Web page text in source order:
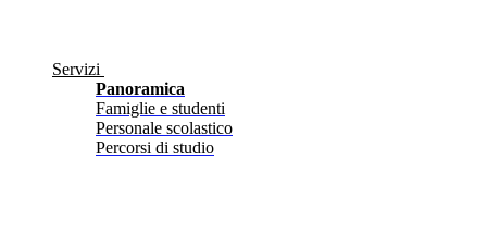
Servizi
Panoramica
Famiglie e studenti
Personale scolastico
Percorsi di studio